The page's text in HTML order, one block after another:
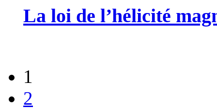
La loi de l’hélicité
1
2